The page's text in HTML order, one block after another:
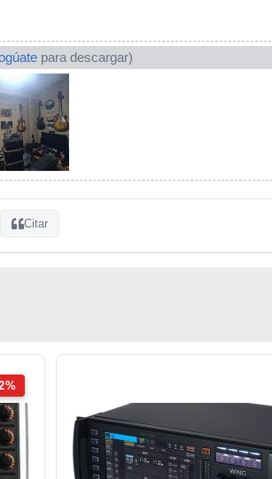
para descargar)
Citar